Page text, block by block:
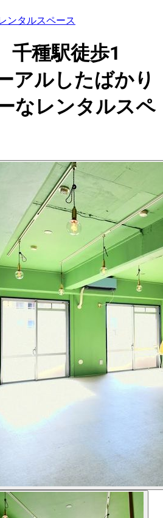
ンタルスペース
種駅徒歩1
アルしたばかり
なレンタルスペ